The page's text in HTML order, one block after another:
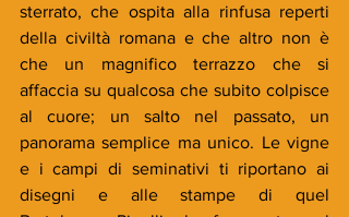
sterrato, che ospita alla rinfusa reperti
della civiltà romana e che altro non è
che un magnifico terrazzo che si
affaccia su qualcosa che subito colpisce
al cuore; un salto nel passato, un
panorama semplice ma unico. Le vigne
e i campi di seminativi ti riportano ai
disegni e alle stampe di quel